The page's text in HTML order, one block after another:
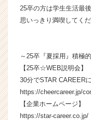
ト
チ
ャ
ア
（C
h
e
25卒の方は学生生活最
思いっきり満喫してく
～25卒『夏採用』積極
【25卒☆WEB説明会】
30分でSTAR CAREER
https://cheercareer.jp/
【企業ホームページ】
https://star-career.co.jp/